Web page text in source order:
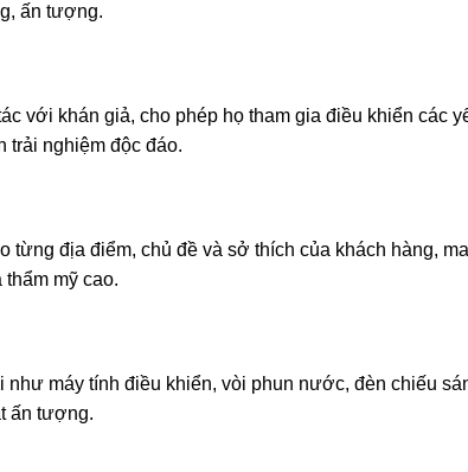
ấn tượng.
với khán giả, cho phép họ tham gia điều khiển các
trải nghiệm độc đáo.
địa điểm, chủ đề và sở thích của khách hàng,
mỹ cao.
máy tính điều khiển, vòi phun nước, đèn chiếu
ấn tượng.